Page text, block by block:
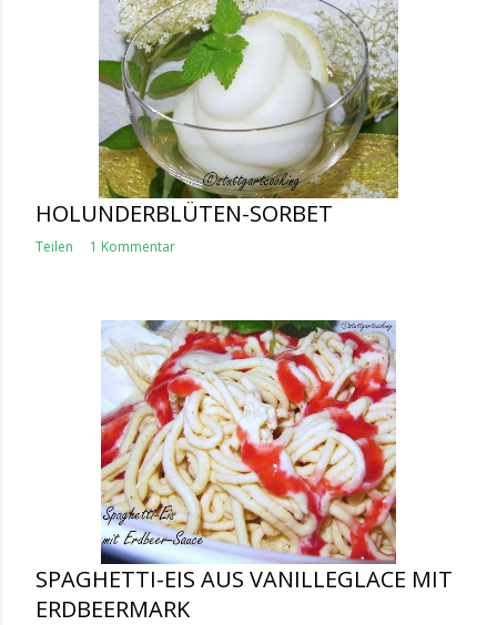
HOLUNDERBLÜTEN-SORBET
Teilen 1 Kommentar
SPAGHETTI-EIS AUS VANILLEGLACE MIT
ERDBEERMARK